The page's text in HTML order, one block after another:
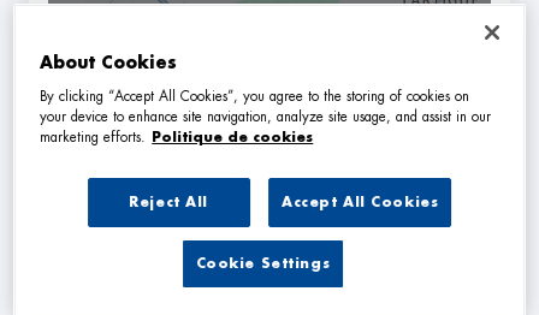
Horaires d'ouverture
Lundi 08:30 - 12:0013:30 - 18:00
08:30 - 12:00
Leaflet| Map ©2026HERE
NAVIGUER
About Cookies
By clicking “Accept All Cookies”, you agree to the storing of cookies on
your device to enhance site navigation, analyze site usage, and assist in our
marketing efforts.
Politique de cookies
Reject All Accept All Cookies
Cookie Settings